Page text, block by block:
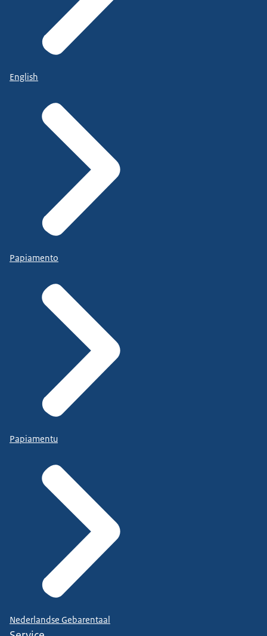
English
Papiamento
Papiamentu
Nederlandse Gebarentaal